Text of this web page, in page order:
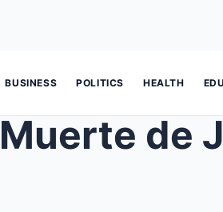
BUSINESS POLITICS HEALTH